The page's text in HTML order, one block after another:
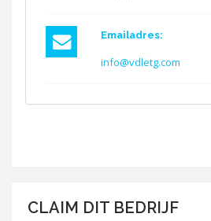
Emailadres:
info@vdletg.com
CLAIM DIT BEDRIJF